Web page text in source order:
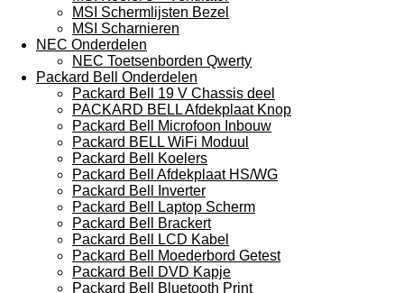
MSI Schermlijsten Bezel
MSI Scharnieren
NEC Onderdelen
NEC Toetsenborden Qwerty
Packard Bell Onderdelen
Packard Bell 19 V Chassis deel
PACKARD BELL Afdekplaat Knop
Packard Bell Microfoon Inbouw
Packard BELL WiFi Moduul
Packard Bell Koelers
Packard Bell Afdekplaat HS/WG
Packard Bell Inverter
Packard Bell Laptop Scherm
Packard Bell Brackert
Packard Bell LCD Kabel
Packard Bell Moederbord Getest
Packard Bell DVD Kapje
Packard Bell Bluetooth Print